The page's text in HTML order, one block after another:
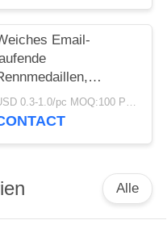
Email-
Hals-Band
USD 0.3-1.0/pc MOQ:100 PC pro Entwurf
Alle